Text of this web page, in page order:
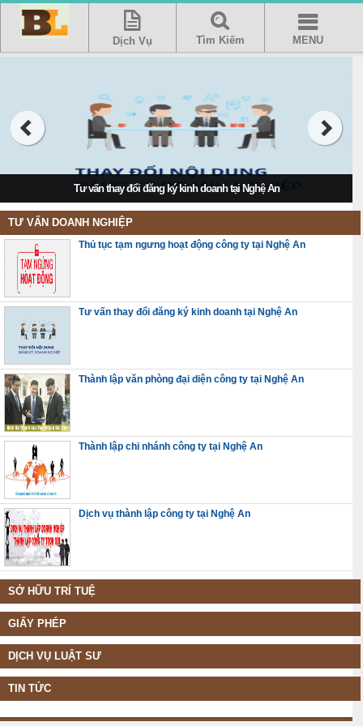
Dịch Vụ Tìm Kiếm MENU
Tư vấn thay đổi đăng ký kinh doanh tại Nghệ An
TƯ VẤN DOANH NGHIỆP
Thủ tục tạm ngưng hoạt động công ty tại Nghệ An
Tư vấn thay đổi đăng ký kinh doanh tại Nghệ An
Thành lập văn phòng đại diện công ty tại Nghệ An
Thành lập chi nhánh công ty tại Nghệ An
Dịch vụ thành lập công ty tại Nghệ An
SỞ HỮU TRÍ TUỆ
GIẤY PHÉP
DỊCH VỤ LUẬT SƯ
TIN TỨC